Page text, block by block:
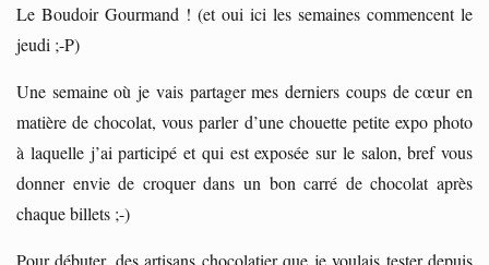
Le Boudoir Gourmand ! (et oui ici les semaines commencent le
jeudi ;-P)
Une semaine où je vais partager mes derniers coups de cœur en
matière de chocolat, vous parler d’une chouette petite expo photo
à laquelle j’ai participé et qui est exposée sur le salon, bref vous
donner envie de croquer dans un bon carré de chocolat après
chaque billets ;-)
Pour débuter, des artisans chocolatier que je voulais tester depuis